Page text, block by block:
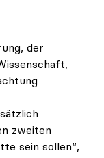
der
zweiten
sein sollen“,